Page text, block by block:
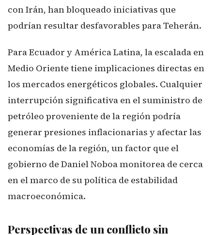
con Irán, han bloqueado iniciativas que
podrían resultar desfavorables para Teherán.
Para Ecuador y América Latina, la escalada en
Medio Oriente tiene implicaciones directas en
los mercados energéticos globales. Cualquier
interrupción significativa en el suministro de
petróleo proveniente de la región podría
generar presiones inflacionarias y afectar las
economías de la región, un factor que el
gobierno de Daniel Noboa monitorea de cerca
en el marco de su política de estabilidad
macroeconómica.
Perspectivas de un conflicto sin